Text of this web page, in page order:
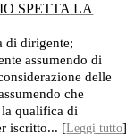
SPETTA LA
di dirigente;
assumendo di
delle
che
qualifica di
iscritto... [Leggi tutto